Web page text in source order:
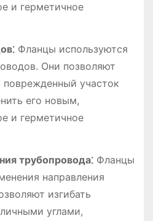
и герметичное
Фланцы используются
Они позволяют
поврежденный участок
его новым,
и герметичное
трубопровода⁚Фланцы
направления
изгибать
углами,